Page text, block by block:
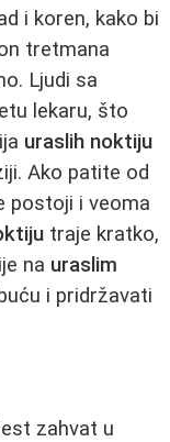
i koren, kako bi
tretmana
Ljudi sa
lekaru, što
uraslih noktiju
Ako patite od
postoji i veoma
traje kratko,
na uraslim
i pridržavati
zahvat u